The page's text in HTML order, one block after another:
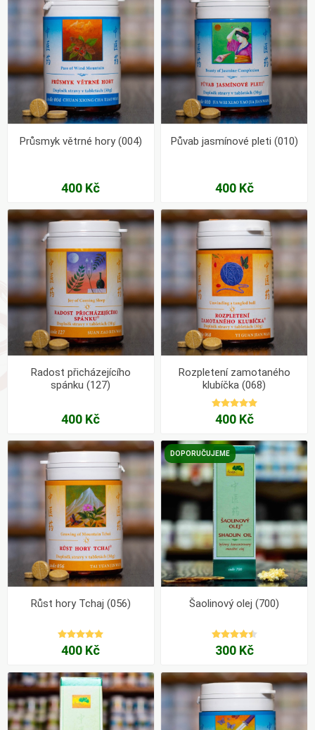
Průsmyk větrné hory (004)
400 Kč
Půvab jasmínové pleti (010)
400 Kč
Radost přicházejícího
spánku (127)
400 Kč
Rozpletení zamotaného
klubíčka (068)
400 Kč
Růst hory Tchaj (056)
400 Kč
DOPORUČUJEME
Šaolinový olej (700)
300 Kč